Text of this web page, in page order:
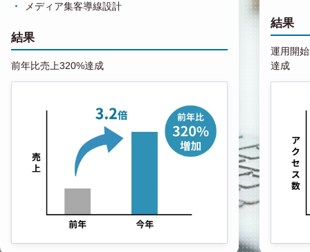
メディア集客導線設計
結果
前年比売上320%達成
結果
運用開
達成